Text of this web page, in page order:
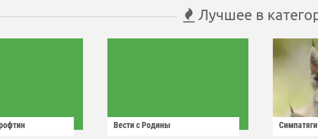
Лучшее в
Вести с Родины Симпатяги